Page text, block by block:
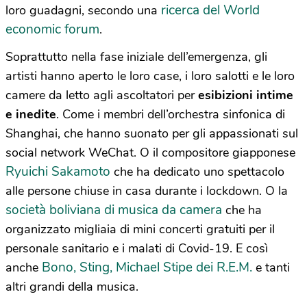
loro guadagni, secondo una ricerca del World
economic forum.
Soprattutto nella fase iniziale dell’emergenza, gli
artisti hanno aperto le loro case, i loro salotti e le loro
camere da letto agli ascoltatori peresibizioni intime
e inedite. Come i membri dell’orchestra sinfonica di
Shanghai, che hanno suonato per gli appassionati sul
social network WeChat. O il compositore giapponese
Ryuichi Sakamoto che ha dedicato uno spettacolo
alle persone chiuse in casa durante i lockdown. O la
società boliviana di musica da camera che ha
organizzato migliaia di mini concerti gratuiti per il
personale sanitario e i malati di Covid-19. E così
anche Bono, Sting, Michael Stipe dei R.E.M. e tanti
altri grandi della musica.